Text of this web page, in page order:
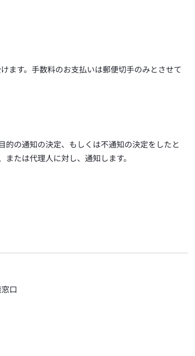
ます。手数料のお支払いは郵便切手のみとさせて
的の通知の決定、もしくは不通知の決定をしたと
たは代理人に対し、通知します。
口